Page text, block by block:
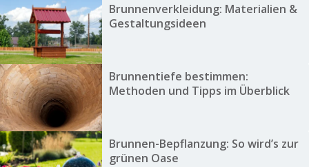
Brunnenverkleidung: Materialien &
Gestaltungsideen
Brunnentiefe bestimmen:
Methoden und Tipps im Überblick
Brunnen-Bepflanzung: So wird’s zur
grünen Oase